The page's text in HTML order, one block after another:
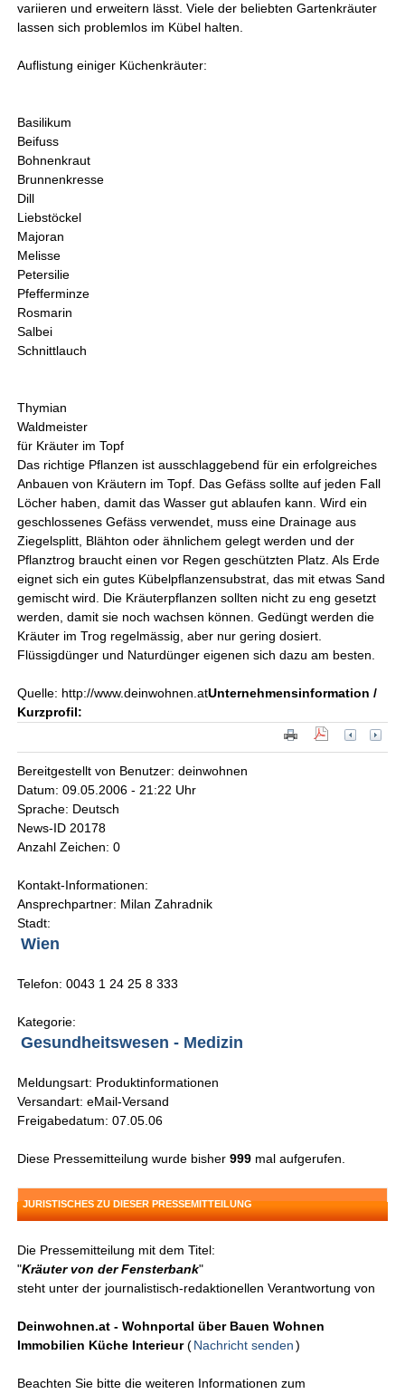
variieren und erweitern lässt. Viele der beliebten Gartenkräuter
lassen sich problemlos im Kübel halten.
Auflistung einiger Küchenkräuter:
Basilikum
Beifuss
Bohnenkraut
Brunnenkresse
Dill
Liebstöckel
Majoran
Melisse
Petersilie
Pfefferminze
Rosmarin
Salbei
Schnittlauch
Thymian
Waldmeister
für Kräuter im Topf
Das richtige Pflanzen ist ausschlaggebend für ein erfolgreiches
Anbauen von Kräutern im Topf. Das Gefäss sollte auf jeden Fall
Löcher haben, damit das Wasser gut ablaufen kann. Wird ein
geschlossenes Gefäss verwendet, muss eine Drainage aus
Ziegelsplitt, Blähton oder ähnlichem gelegt werden und der
Pflanztrog braucht einen vor Regen geschützten Platz. Als Erde
eignet sich ein gutes Kübelpflanzensubstrat, das mit etwas Sand
gemischt wird. Die Kräuterpflanzen sollten nicht zu eng gesetzt
werden, damit sie noch wachsen können. Gedüngt werden die
Kräuter im Trog regelmässig, aber nur gering dosiert.
Flüssigdünger und Naturdünger eigenen sich dazu am besten.
Quelle: http://www.deinwohnen.atUnternehmensinformation /
Kurzprofil:
Bereitgestellt von Benutzer: deinwohnen
Datum: 09.05.2006 - 21:22 Uhr
Sprache: Deutsch
News-ID 20178
Anzahl Zeichen: 0
Kontakt-Informationen:
Ansprechpartner: Milan Zahradnik
Stadt:
Wien
Telefon: 0043 1 24 25 8 333
Kategorie:
Gesundheitswesen - Medizin
Meldungsart: Produktinformationen
Versandart: eMail-Versand
Freigabedatum: 07.05.06
Diese Pressemitteilung wurde bisher999 mal aufgerufen.
JURISTISCHES ZU DIESER PRESSEMITTEILUNG
Die Pressemitteilung mit dem Titel:
"Kräuter von der Fensterbank"
steht unter der journalistisch-redaktionellen Verantwortung von
Deinwohnen.at - Wohnportal über Bauen Wohnen
Immobilien Küche Interieur(Nachricht senden )
Beachten Sie bitte die weiteren Informationen zum